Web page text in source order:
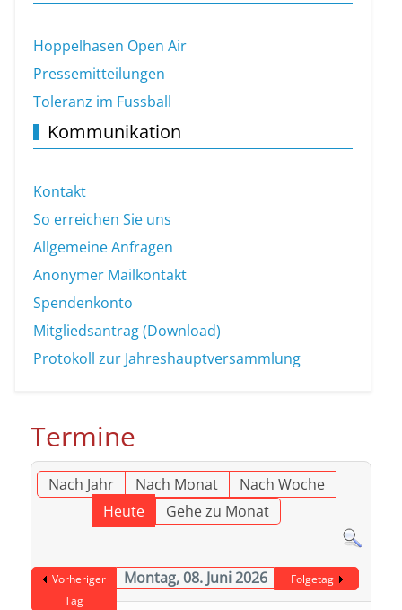
Hoppelhasen Open Air
Pressemitteilungen
Toleranz im Fussball
Kommunikation
Kontakt
So erreichen Sie uns
Allgemeine Anfragen
Anonymer Mailkontakt
Spendenkonto
Mitgliedsantrag (Download)
Protokoll zur Jahreshauptversammlung
Termine
Nach Jahr Nach Monat
Nach Woche
Heute
Gehe zu Monat
Vorheriger
Tag
Montag, 08. Juni 2026 Folgetag